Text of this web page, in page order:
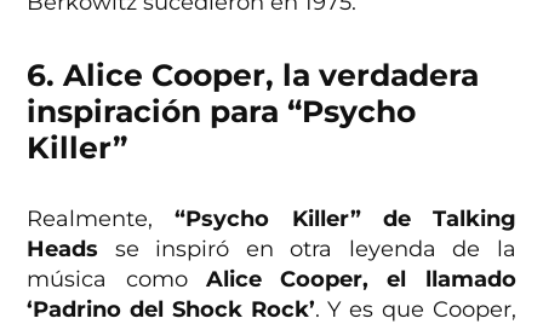
6. Alice Cooper, la verdadera
inspiración para “Psycho
Killer”
Realmente,“Psycho Killer” de Talking
Heads se inspiró en otra leyenda de la
música como Alice Cooper, el llamado
‘Padrino del Shock Rock’. Y es que Cooper,